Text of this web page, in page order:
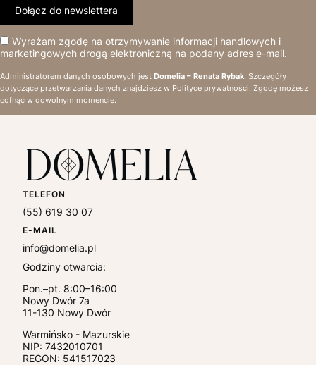
Dołącz do newslettera
Wyrażam zgodę na otrzymywanie informacji handlowych i
marketingowych drogą elektroniczną na podany adres e-mail.
Administratorem danych osobowych jest Domelia – Renata Rybak. Szczegóły
dotyczące przetwarzania danych znajdziesz w Polityce prywatności. Zgodę możesz
cofnąć w dowolnym momencie.
TELEFON
(55) 619 30 07
E-MAIL
info@domelia.pl
Godziny otwarcia:
Pon.–pt. 8:00–16:00
Nowy Dwór 7a
11-130 Nowy Dwór
Warmińsko - Mazurskie
NIP: 7432010701
REGON: 541517023